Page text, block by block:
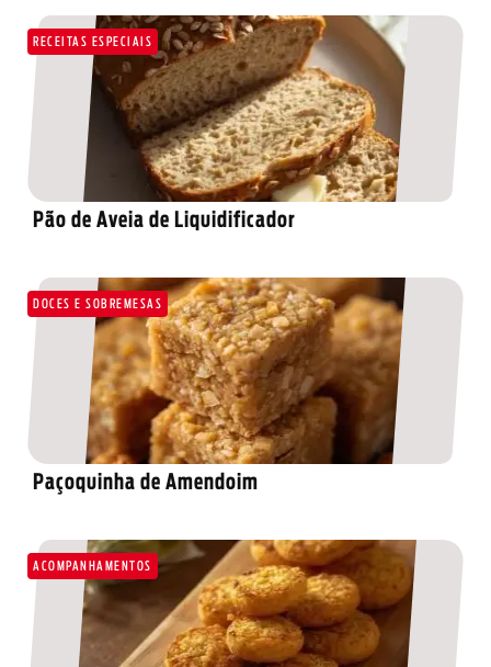
RECEITAS ESPECIAIS
Pão de Aveia de Liquidificador
DOCES E SOBREMESAS
Paçoquinha de Amendoim
ACOMPANHAMENTOS